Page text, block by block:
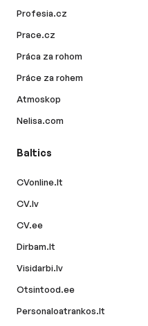
Profesia.cz
Prace.cz
Práca za rohom
Práce za rohem
Atmoskop
Nelisa.com
Baltics
CVonline.lt
CV.lv
CV.ee
Dirbam.lt
Visidarbi.lv
Otsintood.ee
Personaloatrankos.lt